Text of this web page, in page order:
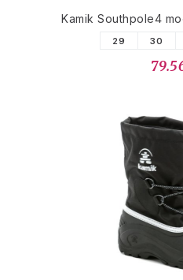
Kamik Southpole4
29 30